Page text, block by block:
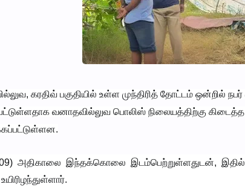
கரதிவ் பகுதியில் உள்ள முந்திரித் தோட்டம் ஒன்றில்
வனாதவில்லுவ பொலிஸ் நிலையத்திற்கு
அதிகாலை இந்தக்கொலை இடம்பெற்றுள்ளதுடன், இதில்